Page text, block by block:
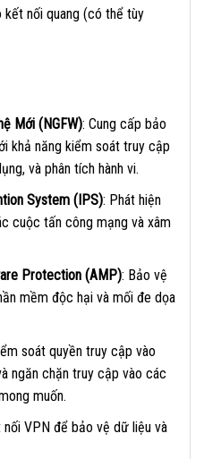
kết nối quang (có thể tùy
Mới (NGFW): Cung cấp bảo
khả năng kiểm soát truy cập
và phân tích hành vi.
System (IPS): Phát hiện
cuộc tấn công mạng và xâm
Protection (AMP): Bảo vệ
mềm độc hại và mối đe dọa
soát quyền truy cập vào
ngăn chặn truy cập vào các
muốn.
VPN để bảo vệ dữ liệu và